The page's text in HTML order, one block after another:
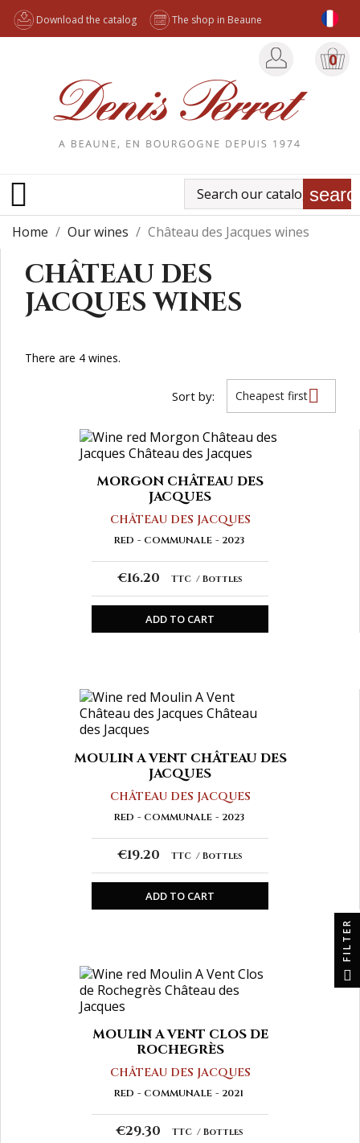
Download the catalog The shop in Beaune
0

Home Our wines Château des Jacques wines
CHÂTEAU DES
JACQUES WINES
There are 4 wines.
Sort by: Cheapest first
MORGON CHÂTEAU DES
JACQUES
CHÂTEAU DES JACQUES
RED COMMUNALE 2023
€16.20 TTC Bottles
ADD TO CART
MOULIN A VENT CHÂTEAU DES
JACQUES
CHÂTEAU DES JACQUES
RED COMMUNALE 2023
€19.20 TTC Bottles
ADD TO CART
MOULIN A VENT CLOS DE
ROCHEGRÈS
CHÂTEAU DES JACQUES
RED COMMUNALE 2021
€29.30 TTC Bottles
FILTER